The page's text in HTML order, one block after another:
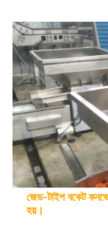
জেড-টাইপ বকেট
হয়।